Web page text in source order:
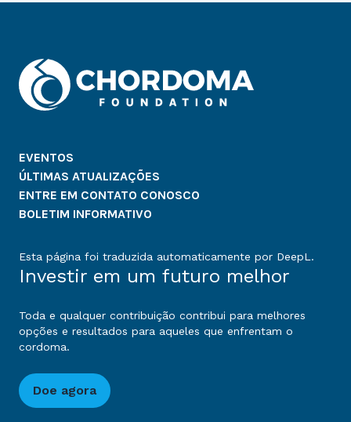
EVENTOS
ÚLTIMAS ATUALIZAÇÕES
ENTRE EM CONTATO CONOSCO
BOLETIM INFORMATIVO
Esta página foi traduzida automaticamente por DeepL.
Investir em um futuro melhor
Toda e qualquer contribuição contribui para melhores
opções e resultados para aqueles que enfrentam o
cordoma.
Doe agora